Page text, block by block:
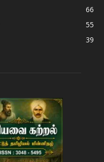
66
55
39